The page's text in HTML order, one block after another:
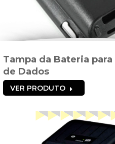
Tampa da Bateria
de Dados
VER PRODUTO